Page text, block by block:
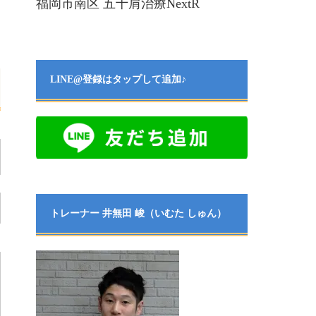
福岡市南区 五十肩治療NextR
LINE@登録はタップして追加♪
トレーナー 井無田 峻（いむた しゅん）